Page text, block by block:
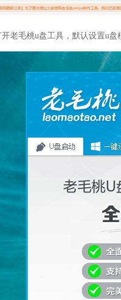
老毛桃u盘工具，默认设置u盘